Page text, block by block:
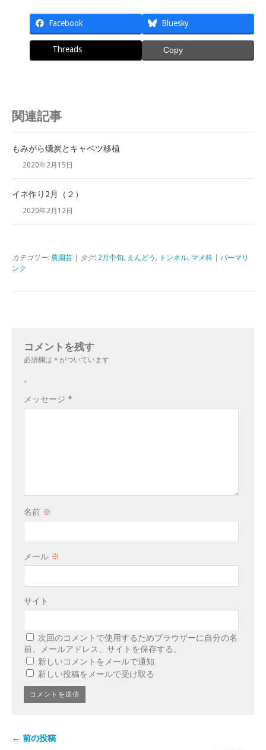
Facebook Bluesky
Threads Copy
関連記事
もみがら燻炭とキャベツ移植
2020年2月15日
イネ作り2月（２）
2020年2月12日
カテゴリー: 農園芸 | タグ: 2月中旬, えんどう , トンネル, マメ科
パーマリ
ンク
コメントを残す
必須欄は * がついています
。
メッセージ *
名前 ※
メール ※
サイト
次回のコメントで使用するためブラウザーに自分の名
前、メールアドレス、サイトを保存する。
新しいコメントをメールで通知
新しい投稿をメールで受け取る
← 前の投稿